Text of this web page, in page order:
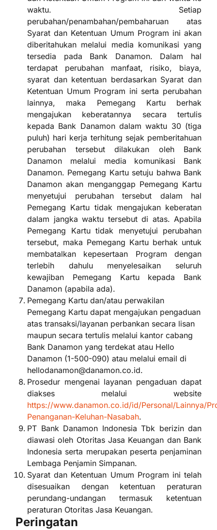
waktu. Setiap
perubahan/penambahan/pembaharuan atas
Syarat dan Ketentuan Umum Program ini akan
diberitahukan melalui media komunikasi yang
tersedia pada Bank Danamon. Dalam hal
terdapat perubahan manfaat, risiko, biaya,
syarat dan ketentuan berdasarkan Syarat dan
Ketentuan Umum Program ini serta perubahan
lainnya, maka Pemegang Kartu berhak
mengajukan keberatannya secara tertulis
kepada Bank Danamon dalam waktu 30 (tiga
puluh) hari kerja terhitung sejak pemberitahuan
perubahan tersebut dilakukan oleh Bank
Danamon melalui media komunikasi Bank
Danamon. Pemegang Kartu setuju bahwa Bank
Danamon akan menganggap Pemegang Kartu
menyetujui perubahan tersebut dalam hal
Pemegang Kartu tidak mengajukan keberatan
dalam jangka waktu tersebut di atas. Apabila
Pemegang Kartu tidak menyetujui perubahan
tersebut, maka Pemegang Kartu berhak untuk
membatalkan kepesertaan Program dengan
terlebih dahulu menyelesaikan seluruh
kewajiban Pemegang Kartu kepada Bank
Danamon (apabila ada).
Pemegang Kartu dan/atau perwakilan
Pemegang Kartu dapat mengajukan pengaduan
atas transaksi/layanan perbankan secara lisan
maupun secara tertulis melalui kantor cabang
Bank Danamon yang terdekat atau Hello
Danamon (1-500-090) atau melalui email di
hellodanamon@danamon.co.id.
Prosedur mengenai layanan pengaduan dapat
diakses melalui website
https://www.danamon.co.id/id/Personal/Lainnya/
Penanganan-Keluhan-Nasabah.
PT Bank Danamon Indonesia Tbk berizin dan
diawasi oleh Otoritas Jasa Keuangan dan Bank
Indonesia serta merupakan peserta penjaminan
Lembaga Penjamin Simpanan.
Syarat dan Ketentuan Umum Program ini telah
disesuaikan dengan ketentuan peraturan
perundang-undangan termasuk ketentuan
peraturan Otoritas Jasa Keuangan.
Peringatan